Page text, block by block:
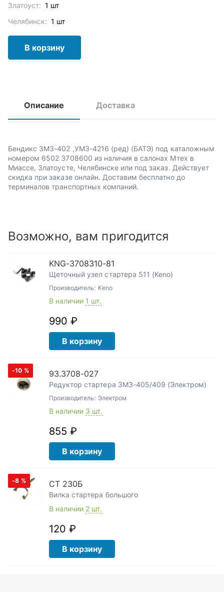
Златоуст: 1 шт
Челябинск: 1 шт
В корзину
Описание Доставка
Бендикс ЗМЗ-402 ,УМЗ-4216 (ред) (БАТЭ) под каталожным
номером 6502 3708600 из наличия в салонах Мтех в
Миассе, Златоусте, Челябинске или под заказ. Действует
скидка при заказе онлайн. Доставим бесплатно до
терминалов транспортных компаний.
Возможно, вам пригодится
KNG-3708310-81
Щеточный узел стартера 511 (Keno)
Производитель: Keno
В наличии 1 шт.
990 ₽
В корзину
-10 % 93.3708-027
Редуктор стартера ЗМЗ-405/409 (Электром)
Производитель: Электром
В наличии 3 шт.
855 ₽
В корзину
-8 % СТ 230Б
Вилка стартера большого
В наличии 2 шт.
120 ₽
В корзину